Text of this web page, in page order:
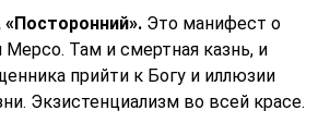
Это манифест о
Мерсо. Там и смертная казнь, и
прийти к Богу и иллюзии
Экзистенциализм во всей красе.